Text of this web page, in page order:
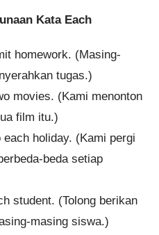
Kata Each
homework. (Masing-
tugas.)
movies. (Kami menonton
film itu.)
holiday. (Kami pergi
beda setiap
student. (Tolong berikan
masing siswa.)